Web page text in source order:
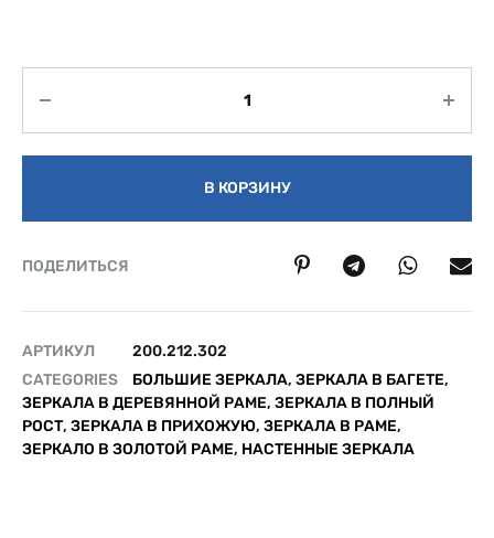
В КОРЗИНУ
ПОДЕЛИТЬСЯ
АРТИКУЛ
200.212.302
CATEGORIES
БОЛЬШИЕ ЗЕРКАЛА, ЗЕРКАЛА В БАГЕТЕ,
ЗЕРКАЛА В ДЕРЕВЯННОЙ РАМЕ, ЗЕРКАЛА В ПОЛНЫЙ
РОСТ, ЗЕРКАЛА В ПРИХОЖУЮ, ЗЕРКАЛА В РАМЕ,
ЗЕРКАЛО В ЗОЛОТОЙ РАМЕ, НАСТЕННЫЕ ЗЕРКАЛА